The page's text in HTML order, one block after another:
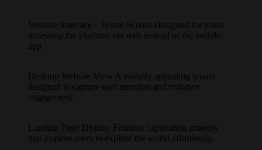
Website Interface – Home Screen Designed for users
accessing the platform via web instead of the mobile
app.
Desktop Website View A visually appealing layout
designed to capture user attention and enhance
engagement.
Landing Page Display Features captivating imagery
that inspires users to explore the world effortlessly.